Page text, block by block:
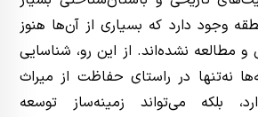
وجود دارد که بسیاری از آن‌ها هنوز
مطالعه نشده‌اند. از این رو، شناسایی
نه‌تنها در راستای حفاظت از میراث
بلکه می‌تواند زمینه‌ساز توسعه